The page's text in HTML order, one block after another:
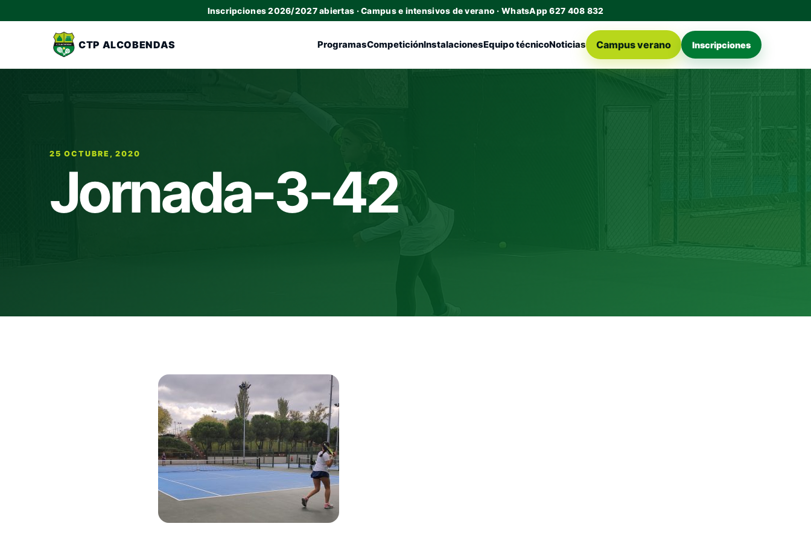
Inscripciones 2026/2027 abiertas · Campus e intensivos de verano · WhatsApp 627 408 832
CTP ALCOBENDAS ProgramasCompeticiónInstalacionesEquipo técnicoNoticias Campus verano Inscripciones
25 OCTUBRE, 2020
Jornada-3-42